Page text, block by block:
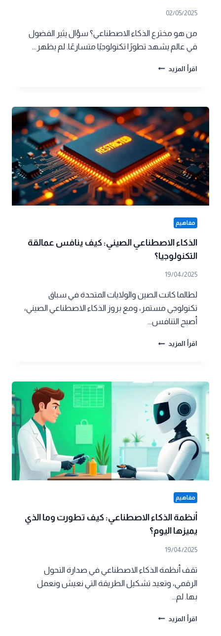
02/05/2025
من هو مخترع الذكاء الاصطناعي؟ سؤال يثير الفضول
في عالم يشهد تطورًا تكنولوجيًا متسارعًا. لم يظهر…
اقرأ المزيد من
الاصطناعي؟
الدليل
الشامل
2025
مفاهيم
الذكاء الاصطناعي الصيني: كيف ينافس عمالقة
التكنولوجيا؟
19/04/2025
لطالما كانت الصين والولايات المتحدة في سباق
تكنولوجي مستمر، ومع بروز الذكاء الاصطناعي الصيني،
أصبح التنافس…
اقرأ المزيد الذكاء
ينافس
عمالقة
التكنولوجيا؟
مفاهيم
أنظمة الذكاء الاصطناعي: كيف تطورت وما الذي
يميزها اليوم؟
19/04/2025
تقف أنظمة الذكاء الاصطناعي في صدارة التحول
الرقمي، وتعيد تشكيل الطريقة التي نعيش ونعمل
بها. لم…
اقرأ المزيد أنظمة